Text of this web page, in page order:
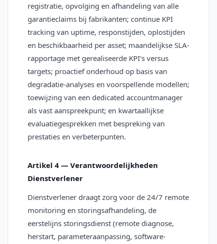
registratie, opvolging en afhandeling van alle
garantieclaims bij fabrikanten; continue KPI
tracking van uptime, responstijden, oplostijden
en beschikbaarheid per asset; maandelijkse SLA-
rapportage met gerealiseerde KPI's versus
targets; proactief onderhoud op basis van
degradatie-analyses en voorspellende modellen;
toewijzing van een dedicated accountmanager
als vast aanspreekpunt; en kwartaallijkse
evaluatiegesprekken met bespreking van
prestaties en verbeterpunten.
Artikel 4 — Verantwoordelijkheden
Dienstverlener
Dienstverlener draagt zorg voor de 24/7 remote
monitoring en storingsafhandeling, de
eerstelijns storingsdienst (remote diagnose,
herstart, parameteraanpassing, software-